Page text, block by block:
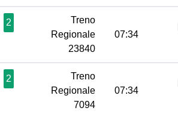
2
Treno
Regionale
23840
07:34
2
Treno
Regionale
7094
07:34